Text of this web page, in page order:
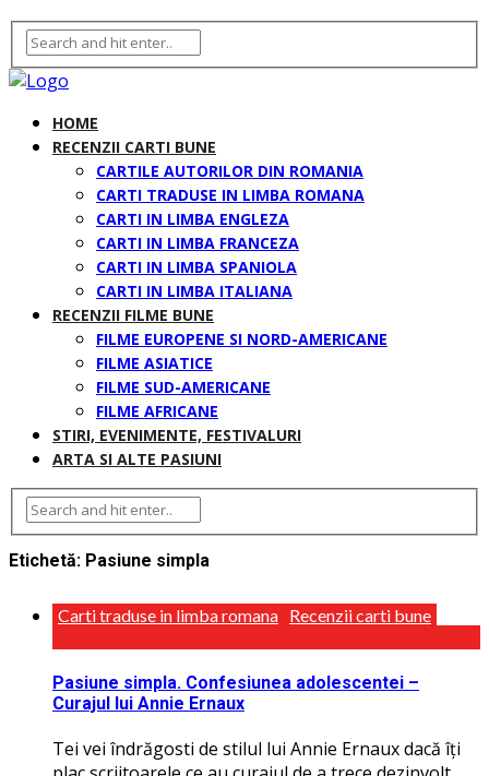
HOME
RECENZII CARTI BUNE
CARTILE AUTORILOR DIN ROMANIA
CARTI TRADUSE IN LIMBA ROMANA
CARTI IN LIMBA ENGLEZA
CARTI IN LIMBA FRANCEZA
CARTI IN LIMBA SPANIOLA
CARTI IN LIMBA ITALIANA
RECENZII FILME BUNE
FILME EUROPENE SI NORD-AMERICANE
FILME ASIATICE
FILME SUD-AMERICANE
FILME AFRICANE
STIRI, EVENIMENTE, FESTIVALURI
ARTA SI ALTE PASIUNI
Etichetă: Pasiune simpla
Carti traduse in limba romana Recenzii carti bune
Pasiune simpla. Confesiunea adolescentei –
Curajul lui Annie Ernaux
Tei vei îndrăgosti de stilul lui Annie Ernaux dacă îţi